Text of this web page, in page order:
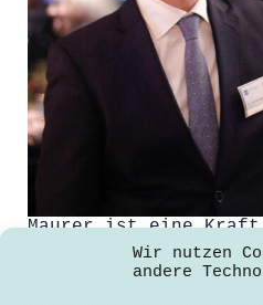
Wir nutzen
andere
Maurer ist eine
David Rusic
21.